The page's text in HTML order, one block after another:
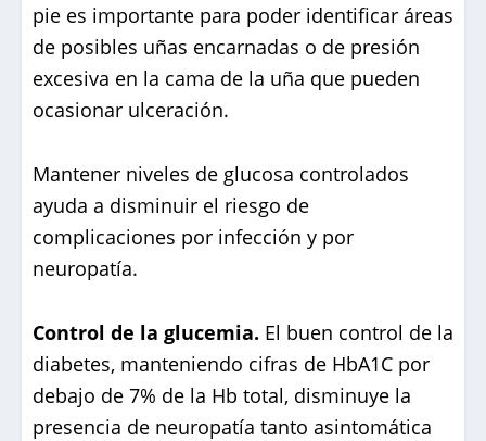
pie es importante para poder identificar áreas
de posibles uñas encarnadas o de presión
excesiva en la cama de la uña que pueden
ocasionar ulceración.
Mantener niveles de glucosa controlados
ayuda a disminuir el riesgo de
complicaciones por infección y por
neuropatía.
Control de la glucemia. El buen control de la
diabetes, manteniendo cifras de HbA1C por
debajo de 7% de la Hb total, disminuye la
presencia de neuropatía tanto asintomática